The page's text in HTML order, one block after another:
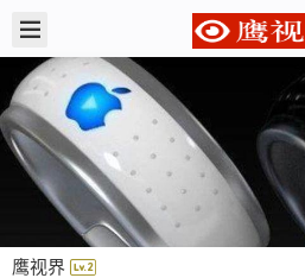
鹰视界
鹰视界 @ 鹰视界